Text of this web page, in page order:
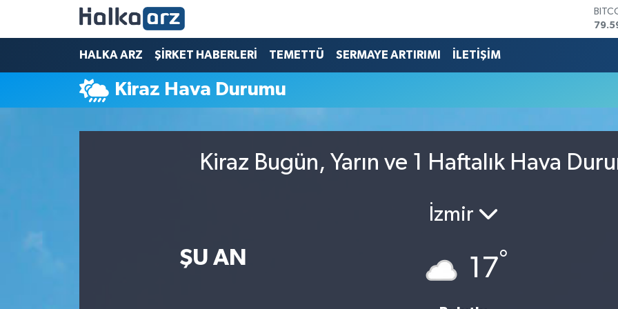
HALKA ARZ ŞİRKET HABERLERİ TEMETTÜ SERMAYE ARTIRIMI İLETİŞİM
Kiraz Hava Durumu
Kiraz Bugün, Yarın ve 1 Haftalık Hava
ŞU AN
İzmir
17°
HALKA ARZ
SERMAYE ARTIRIMI